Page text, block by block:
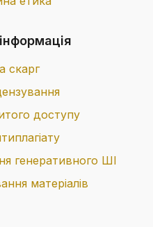
скарг
доступу
генеративного ШІ
матеріалів